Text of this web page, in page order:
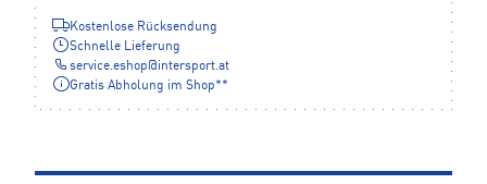
Kostenlose Rücksendung
Schnelle Lieferung
service.eshop@ intersport.at
Gratis Abholung im Shop**